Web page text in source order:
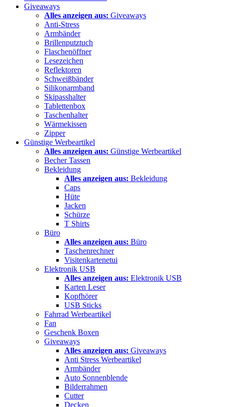
Giveaways
Alles anzeigen aus: Giveaways
Anti-Stress
Armbänder
Brillenputztuch
Flaschenöffner
Lesezeichen
Reflektoren
Schweißbänder
Silikonarmband
Skipasshalter
Tablettenbox
Taschenhalter
Wärmekissen
Zipper
Günstige Werbeartikel
Alles anzeigen aus: Günstige Werbeartikel
Becher Tassen
Bekleidung
Alles anzeigen aus: Bekleidung
Caps
Hüte
Jacken
Schürze
T Shirts
Büro
Alles anzeigen aus: Büro
Taschenrechner
Visitenkartenetui
Elektronik USB
Alles anzeigen aus: Elektronik USB
Karten Leser
Kopfhörer
USB Sticks
Fahrrad Werbeartikel
Fan
Geschenk Boxen
Giveaways
Alles anzeigen aus: Giveaways
Anti Stress Werbeartikel
Armbänder
Auto Sonnenblende
Bilderrahmen
Cutter
Decken